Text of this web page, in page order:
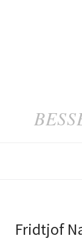
Fridtjof